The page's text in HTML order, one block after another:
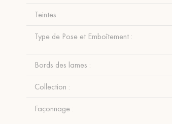
Teintes :
Type de Pose et Emboîtement :
Bords des lames :
Collection :
Façonnage :